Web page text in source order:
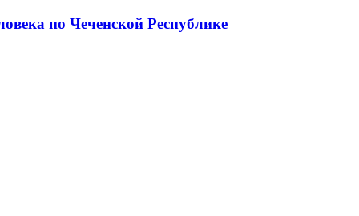
по Чеченской Республике